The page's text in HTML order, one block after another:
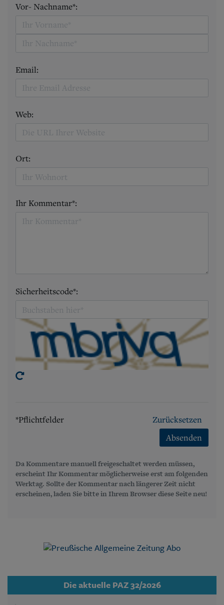
Vor- Nachname*:
Email:
Web:
Ort:
Ihr Kommentar*:
Sicherheitscode*:
*Pflichtfelder
Zurücksetzen
Absenden
Da Kommentare manuell freigeschaltet werden müssen,
erscheint Ihr Kommentar möglicherweise erst am folgenden
Werktag. Sollte der Kommentar nach längerer Zeit nicht
erscheinen, laden Sie bitte in Ihrem Browser diese Seite neu!
Die aktuelle PAZ 32/2026